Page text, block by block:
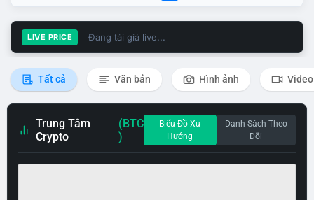
LIVE PRICE Đang tải giá live...
Tất cả Văn bản Hình ảnh Video
Trung Tâm
Crypto
(BTC
)
Biểu Đồ Xu
Hướng
Danh Sách Theo
Dõi